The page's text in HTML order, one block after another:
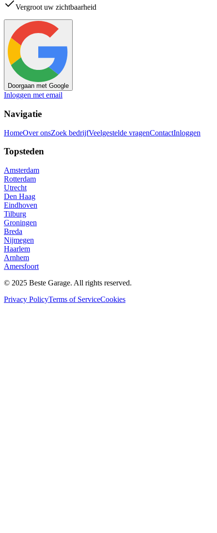
Vergroot uw zichtbaarheid
Doorgaan met Google
Inloggen met email
Navigatie
HomeOver onsZoek bedrijfVeelgestelde vragenContactInloggen
Topsteden
Amsterdam
Rotterdam
Utrecht
Den Haag
Eindhoven
Tilburg
Groningen
Breda
Nijmegen
Haarlem
Arnhem
Amersfoort
© 2025 Beste Garage. All rights reserved.
Privacy PolicyTerms of ServiceCookies